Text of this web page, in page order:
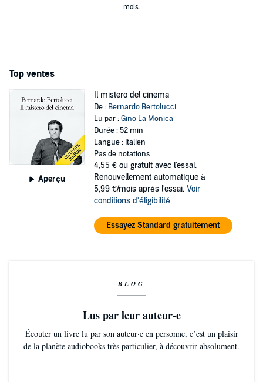
mois.
Top ventes
Aperçu
Il mistero del cinema
De : Bernardo Bertolucci
Lu par :Gino La Monica
Durée : 52 min
Langue : Italien
Pas de notations
4,55 € ou gratuit avec l'essai.
Renouvellement automatique à
5,99 €/mois après l'essai. Voir
conditions d'éligibilité
Essayez Standard gratuitement
BLOG
Lus par leur auteur-e
Écouter un livre lu par son auteur·e en personne, c’est un plaisir
de la planète audiobooks très particulier, à découvrir absolument.